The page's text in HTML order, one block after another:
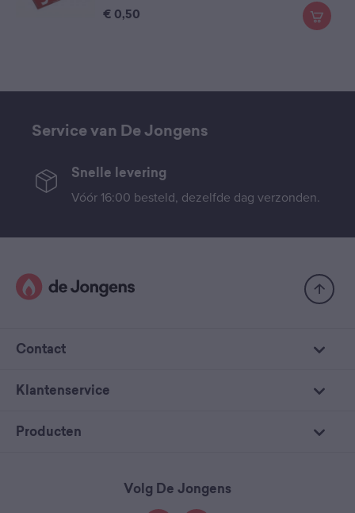
€ 0,50
Service van De Jongens
Snelle levering
Vóór 16:00 besteld, dezelfde dag verzonden.
Contact
Klantenservice
Producten
Volg De Jongens